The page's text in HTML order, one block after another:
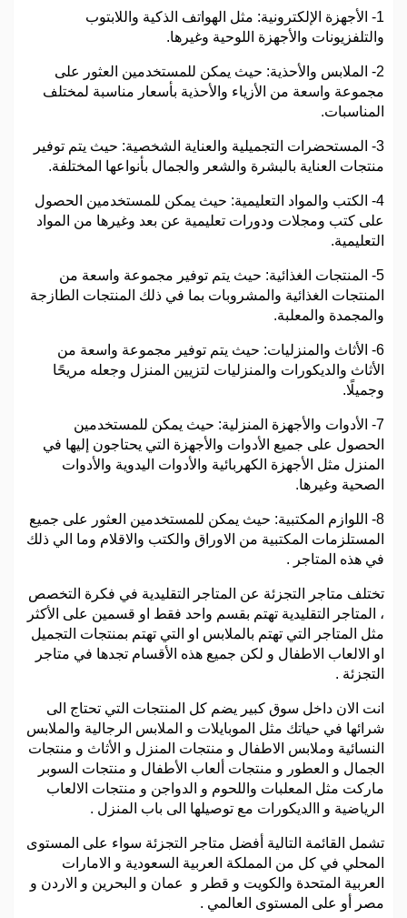
1- الأجهزة الإلكترونية: مثل الهواتف الذكية واللابتوب
والتلفزيونات والأجهزة اللوحية وغيرها.
2- الملابس والأحذية: حيث يمكن للمستخدمين العثور على
مجموعة واسعة من الأزياء والأحذية بأسعار مناسبة لمختلف
المناسبات.
3- المستحضرات التجميلية والعناية الشخصية: حيث يتم توفير
منتجات العناية بالبشرة والشعر والجمال بأنواعها المختلفة.
4- الكتب والمواد التعليمية: حيث يمكن للمستخدمين الحصول
على كتب ومجلات ودورات تعليمية عن بعد وغيرها من المواد
التعليمية.
5- المنتجات الغذائية: حيث يتم توفير مجموعة واسعة من
المنتجات الغذائية والمشروبات بما في ذلك المنتجات الطازجة
والمجمدة والمعلبة.
6- الأثاث والمنزليات: حيث يتم توفير مجموعة واسعة من
الأثاث والديكورات والمنزليات لتزيين المنزل وجعله مريحًا
وجميلًا.
7- الأدوات والأجهزة المنزلية: حيث يمكن للمستخدمين
الحصول على جميع الأدوات والأجهزة التي يحتاجون إليها في
المنزل مثل الأجهزة الكهربائية والأدوات اليدوية والأدوات
الصحية وغيرها.
8- اللوازم المكتبية: حيث يمكن للمستخدمين العثور على جميع
المستلزمات المكتبية من الاوراق والكتب والاقلام وما الي ذلك
في هذه المتاجر .
تختلف متاجر التجزئة عن المتاجر التقليدية في فكرة التخصص
، المتاجر التقليدية تهتم بقسم واحد فقط او قسمين على الأكثر
مثل المتاجر التي تهتم بالملابس او التي تهتم بمنتجات التجميل
او الالعاب الاطفال و لكن جميع هذه الأقسام تجدها في متاجر
التجزئة .
انت الان داخل سوق كبير يضم كل المنتجات التي تحتاج الى
شرائها في حياتك مثل الموبايلات و الملابس الرجالية والملابس
النسائية وملابس الاطفال و منتجات المنزل و الأثاث و منتجات
الجمال و العطور و منتجات ألعاب الأطفال و منتجات السوبر
ماركت مثل المعلبات واللحوم و الدواجن و منتجات الالعاب
الرياضية و االديكورات مع توصيلها الى باب المنزل .
تشمل القائمة التالية أفضل متاجر التجزئة سواء على المستوى
المحلي في كل من المملكة العربية السعودية و الامارات
العربية المتحدة والكويت و قطر و عمان و البحرين و الاردن و
مصر أو على المستوى العالمي .